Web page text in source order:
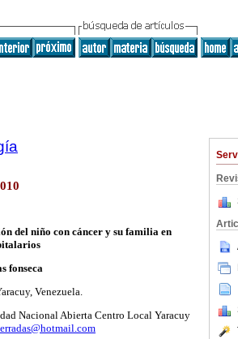
del niño con cáncer y su familia en
fonseca
Venezuela.
Nacional Abierta Centro Local Yaracuy